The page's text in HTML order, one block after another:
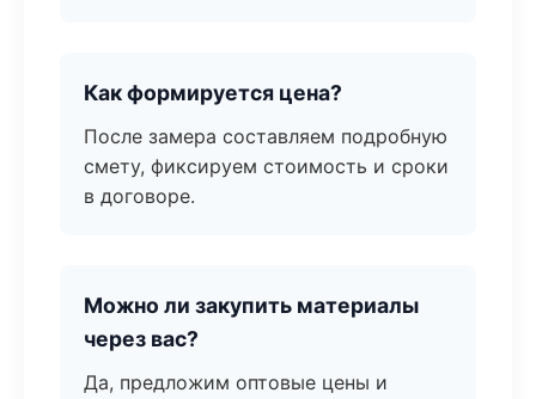
Как формируется цена?
После замера составляем подробную
смету, фиксируем стоимость и сроки
в договоре.
Можно ли закупить материалы
через вас?
Да, предложим оптовые цены и